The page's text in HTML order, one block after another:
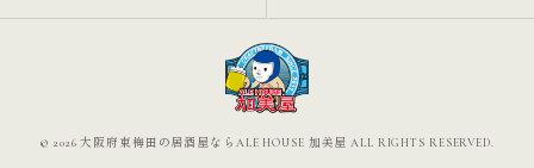
© 2026 大阪府東梅田の居酒屋ならALE HOUSE 加美屋 ALL RIGHTS RESERVED.